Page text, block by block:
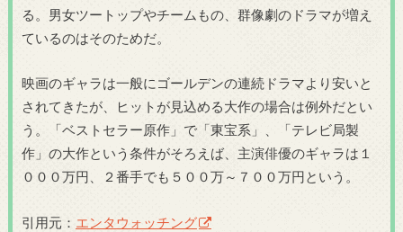
る。男女ツートップやチームもの、群像劇のドラマが増え
ているのはそのためだ。
映画のギャラは一般にゴールデンの連続ドラマより安いと
されてきたが、ヒットが見込める大作の場合は例外だとい
う。「ベストセラー原作」で「東宝系」、「テレビ局製
作」の大作という条件がそろえば、主演俳優のギャラは１
０００万円、２番手でも５００万～７００万円という。
引用元： エンタウォッチング